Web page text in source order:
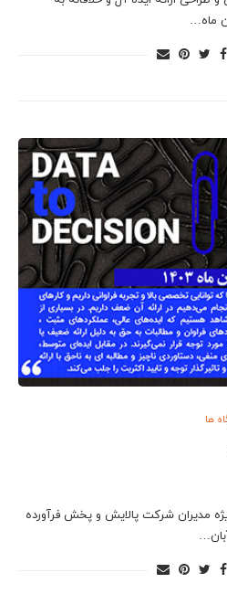
ها
مدیران شرکت پالایش و پخش فرآورده